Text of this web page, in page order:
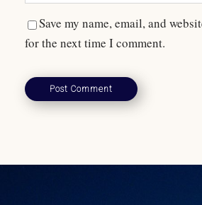
Save my name, email, and
for the next time I comment.